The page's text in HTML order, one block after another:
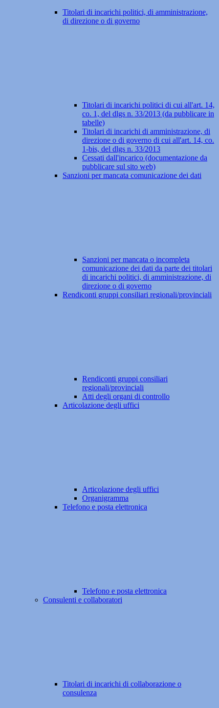
Titolari di incarichi politici, di amministrazione,
di direzione o di governo
Titolari di incarichi politici di cui all'art. 14,
co. 1, del dlgs n. 33/2013 (da pubblicare in
tabelle)
Titolari di incarichi di amministrazione, di
direzione o di governo di cui all'art. 14, co.
1-bis, del dlgs n. 33/2013
Cessati dall'incarico (documentazione da
pubblicare sul sito web)
Sanzioni per mancata comunicazione dei dati
Sanzioni per mancata o incompleta
comunicazione dei dati da parte dei titolari
di incarichi politici, di amministrazione, di
direzione o di governo
Rendiconti gruppi consiliari regionali/provinciali
Rendiconti gruppi consiliari
regionali/provinciali
Atti degli organi di controllo
Articolazione degli uffici
Articolazione degli uffici
Organigramma
Telefono e posta elettronica
Telefono e posta elettronica
Consulenti e collaboratori
Titolari di incarichi di collaborazione o
consulenza